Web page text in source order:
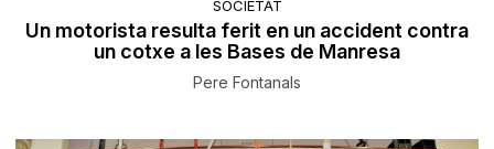
SOCIETAT
Un motorista resulta ferit en un accident contra
un cotxe a les Bases de Manresa
Pere Fontanals